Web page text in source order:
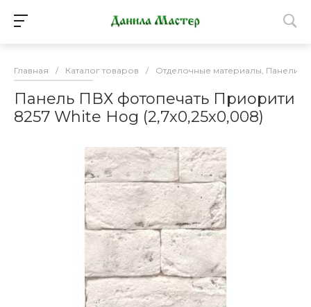
Главная / Каталог товаров / Отделочные материалы, Панели
Панель ПВХ фотопечать Приорити
8257 White Hog (2,7х0,25х0,008)